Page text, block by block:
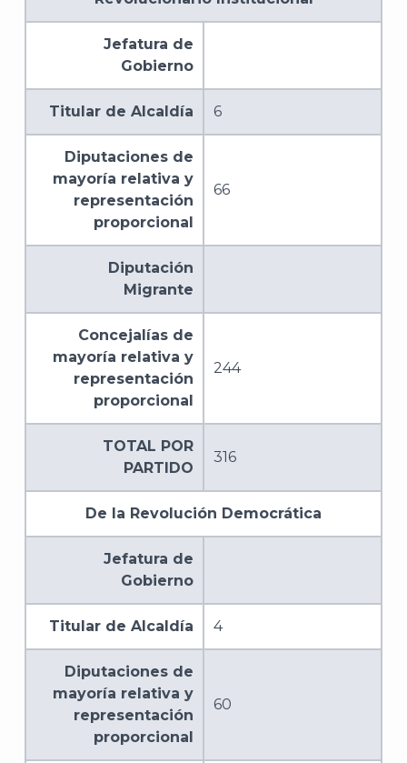
Jefatura de
Gobierno
Titular de Alcaldía 6
Diputaciones de
mayoría relativa y
representación
proporcional
66
Diputación
Migrante
Concejalías de
mayoría relativa y
representación
proporcional
244
TOTAL POR
PARTIDO
316
De la Revolución Democrática
Jefatura de
Gobierno
Titular de Alcaldía 4
Diputaciones de
mayoría relativa y
representación
proporcional
60